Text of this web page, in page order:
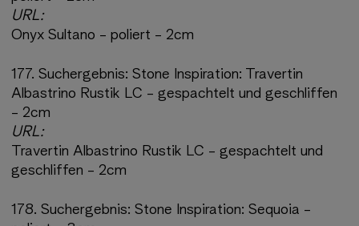
URL:
Onyx Sultano - poliert - 2cm
177. Suchergebnis:Stone Inspiration: Travertin
Albastrino Rustik LC - gespachtelt und geschliffen
- 2cm
URL:
Travertin Albastrino Rustik LC - gespachtelt und
geschliffen - 2cm
178. Suchergebnis:Stone Inspiration: Sequoia -